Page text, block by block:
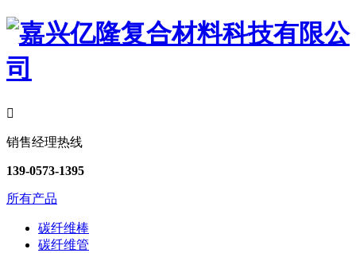

销售经理热线
139-0573-1395
所有产品
碳纤维棒
碳纤维管